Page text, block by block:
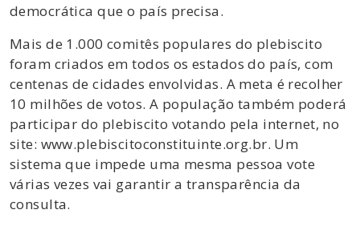
democrática que o país precisa.
Mais de 1.000 comitês populares do plebiscito
foram criados em todos os estados do país, com
centenas de cidades envolvidas. A meta é recolher
10 milhões de votos. A população também poderá
participar do plebiscito votando pela internet, no
site: www.plebiscitoconstituinte.org.br. Um
sistema que impede uma mesma pessoa vote
várias vezes vai garantir a transparência da
consulta.